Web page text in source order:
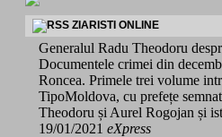
ZIARISTI ONLINE
Generalul Radu Theodoru
Documentele crimei din
Roncea. Primele trei volume
TipoMoldova, cu prefețe
Theodoru și Aurel Rogojan și
19/01/2021 eXpress